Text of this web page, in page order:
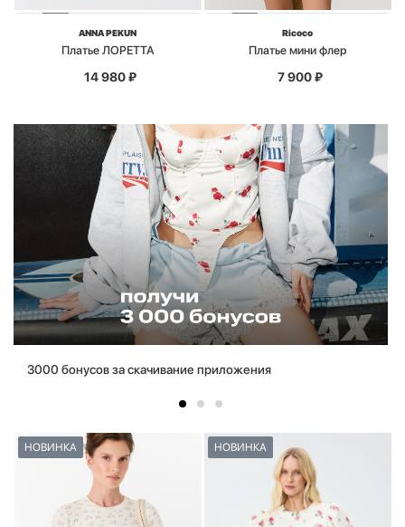
ANNA PEKUN
Платье ЛОРЕТТА
14 980₽
Ricoco
Платье мини флер
7 900₽
3000 бонусов за скачивание приложения
НОВИНКА НОВИНКА